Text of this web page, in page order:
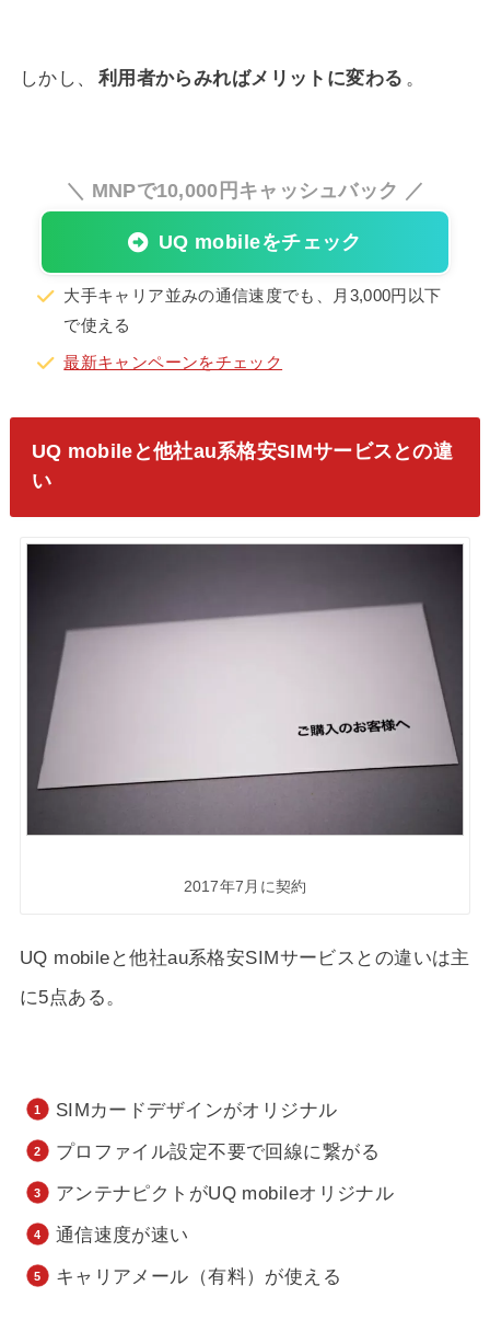
しかし、 利用者からみればメリットに変わる 。
＼ MNPで10,000円キャッシュバック ／
UQ mobileをチェック
大手キャリア並みの通信速度でも、月3,000円以下
で使える
最新キャンペーンをチェック
UQ mobileと他社au系格安SIMサービスとの違
い
2017年7月に契約
UQ mobileと他社au系格安SIMサービスとの違いは主
に5点ある。
SIMカードデザインがオリジナル
プロファイル設定不要で回線に繋がる
アンテナピクトがUQ mobileオリジナル
通信速度が速い
キャリアメール（有料）が使える